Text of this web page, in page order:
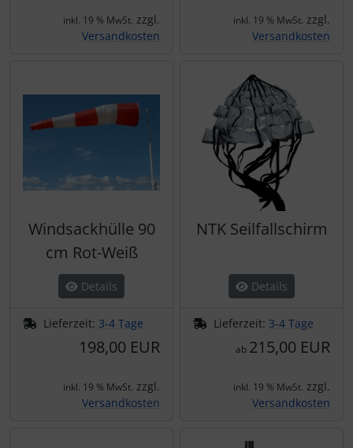
inkl. 19 % MwSt. zzgl.
Versandkosten
inkl. 19 % MwSt. zzgl.
Versandkosten
Windsackhülle 90
cm Rot-Weiß
Details
Lieferzeit: 3-4 Tage
198,00 EUR
inkl. 19 % MwSt. zzgl.
Versandkosten
NTK Seilfallschirm
Details
Lieferzeit: 3-4 Tage
ab 215,00 EUR
inkl. 19 % MwSt. zzgl.
Versandkosten